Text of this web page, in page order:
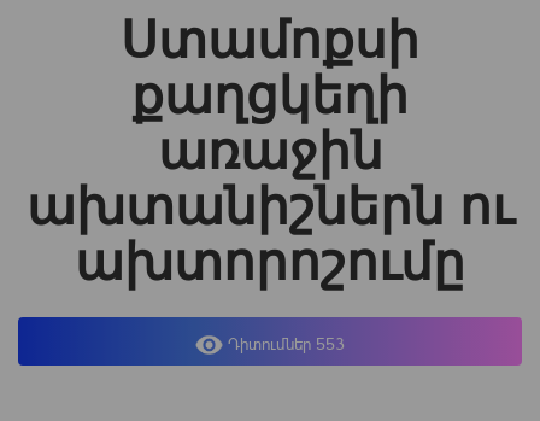
Ստամոքսի
քաղցկեղի
առաջին
ախտանիշներն ու
ախտորոշումը
Դիտումներ 553